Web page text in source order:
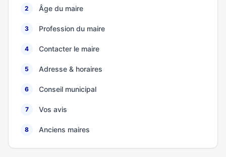
2 Âge du maire
3 Profession du maire
4 Contacter le maire
5 Adresse & horaires
6 Conseil municipal
7 Vos avis
8 Anciens maires